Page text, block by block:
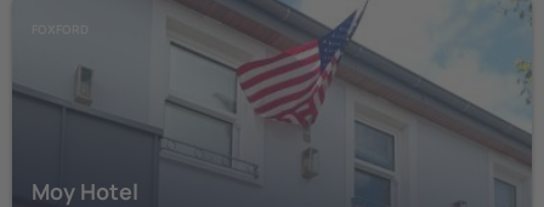
Moy Hotel